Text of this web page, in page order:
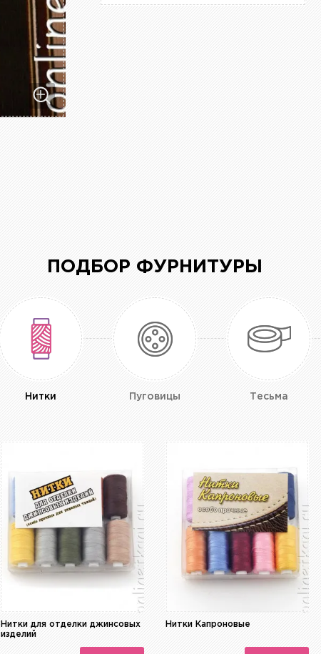
ПОДБОР ФУРНИТУРЫ
Нитки Пуговицы Тесьма
Нитки для отделки джинсовых
изделий
Нитки Капроновые